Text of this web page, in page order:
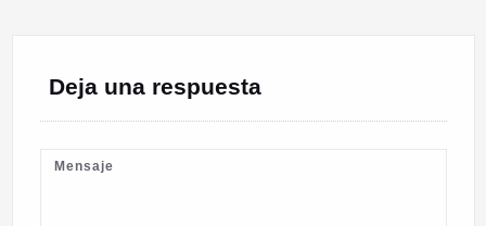
Deja una respuesta